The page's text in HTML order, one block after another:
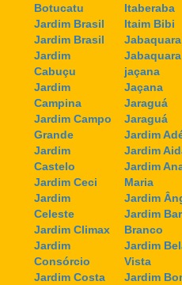
Botucatu
Jardim Brasil
Jardim Brasil
Jardim
Cabuçu
Jardim
Campina
Jardim Campo
Grande
Jardim
Castelo
Jardim Ceci
Jardim
Celeste
Jardim Climax
Jardim
Consórcio
Jardim Costa
Itaberaba
Itaim Bibi
Jabaquara
Jabaquara
jaçana
Jaçana
Jaraguá
Jaraguá
Jardim
Jardim
Jardim
Maria
Jardim
Jardim
Branco
Jardim
Vista
Jardim